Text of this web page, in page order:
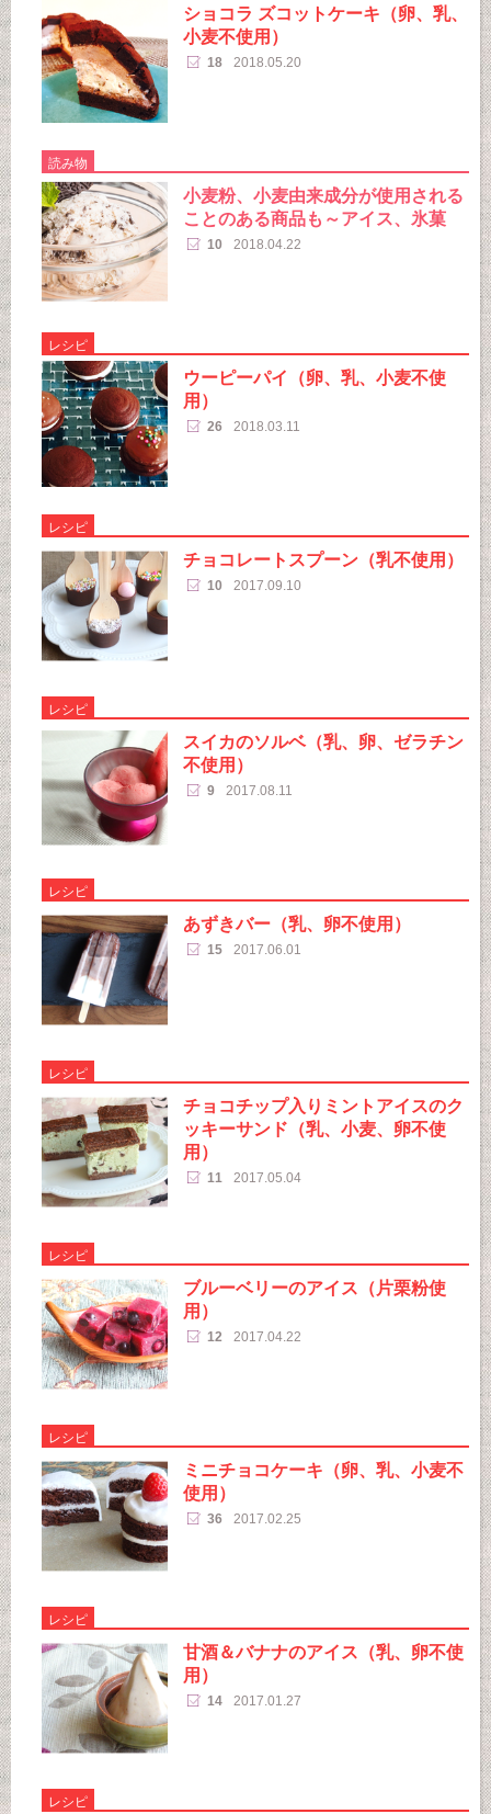
ショコラ ズコットケーキ（卵、乳、
小麦不使用）
18 2018.05.20
読み物
小麦粉、小麦由来成分が使用される
ことのある商品も～アイス、氷菓
10 2018.04.22
レシピ
ウーピーパイ（卵、乳、小麦不使
用）
26 2018.03.11
レシピ
チョコレートスプーン（乳不使用）
10 2017.09.10
レシピ
スイカのソルベ（乳、卵、ゼラチン
不使用）
9 2017.08.11
レシピ
あずきバー（乳、卵不使用）
15 2017.06.01
レシピ
チョコチップ入りミントアイスのク
ッキーサンド（乳、小麦、卵不使
用）
11 2017.05.04
レシピ
ブルーベリーのアイス（片栗粉使
用）
12 2017.04.22
レシピ
ミニチョコケーキ（卵、乳、小麦不
使用）
36 2017.02.25
レシピ
甘酒＆バナナのアイス（乳、卵不使
用）
14 2017.01.27
レシピ